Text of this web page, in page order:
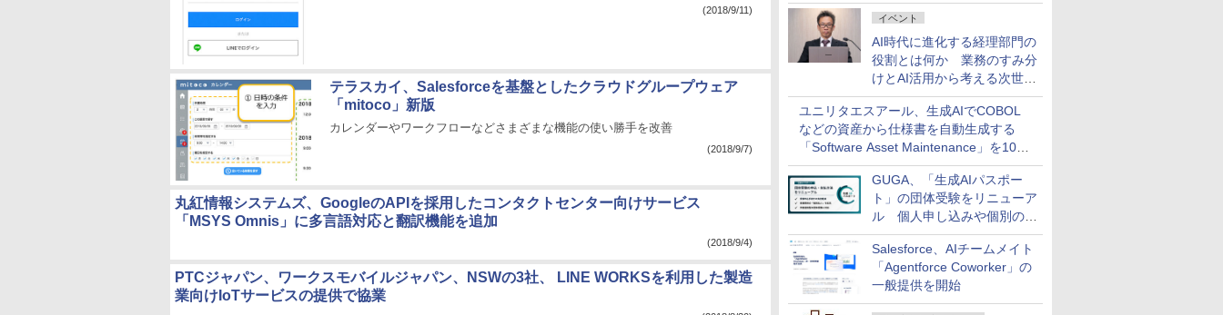
イベント
AI時代に進化する経理部門の
役割とは何か 業務のすみ分
けとAI活用から考える次世代
ファイナンス戦略
ユニリタエスアール、生成AIでCOBOL
などの資産から仕様書を自動生成する
「Software Asset Maintenance」を10月
に発売
GUGA、「生成AIパスポー
ト」の団体受験をリニューア
ル 個人申し込みや個別の支
払いなどに対応
Salesforce、AIチームメイト
「Agentforce Coworker」の
一般提供を開始
(2018/9/11)
テラスカイ、Salesforceを基盤としたクラウドグループウェア
「mitoco」新版
カレンダーやワークフローなどさまざまな機能の使い勝手を改善
(2018/9/7)
丸紅情報システムズ、GoogleのAPIを採用したコンタクトセンター向けサービス
「MSYS Omnis」に多言語対応と翻訳機能を追加
(2018/9/4)
PTCジャパン、ワークスモバイルジャパン、NSWの3社、 LINE WORKSを利用した製造
業向けIoTサービスの提供で協業